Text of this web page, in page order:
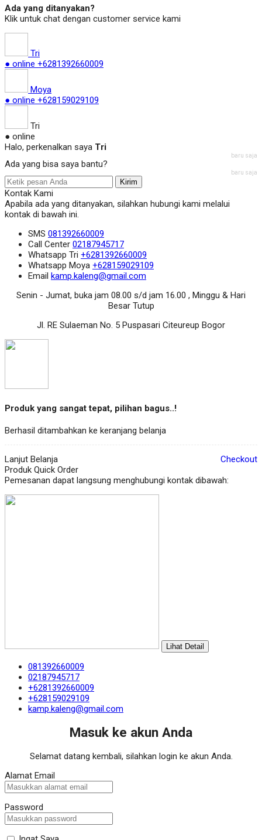
Ada yang ditanyakan?
Klik untuk chat dengan customer service kami
Tri
● online +6281392660009
Moya
● online +628159029109
Tri
● online
Halo, perkenalkan saya Tri
baru saja
Ada yang bisa saya bantu?
baru saja
Kirim
Kontak Kami
Apabila ada yang ditanyakan, silahkan hubungi kami melalui
kontak di bawah ini.
SMS 081392660009
Call Center 02187945717
Whatsapp Tri +6281392660009
Whatsapp Moya +628159029109
Email kamp.kaleng@gmail.com
Senin - Jumat, buka jam 08.00 s/d jam 16.00 , Minggu & Hari
Besar Tutup
Jl. RE Sulaeman No. 5 Puspasari Citeureup Bogor
Produk yang sangat tepat, pilihan bagus..!
Berhasil ditambahkan ke keranjang belanja
Lanjut Belanja
Checkout
Produk Quick Order
Pemesanan dapat langsung menghubungi kontak dibawah:
Lihat Detail
081392660009
02187945717
+6281392660009
+628159029109
kamp.kaleng@gmail.com
Masuk ke akun Anda
Selamat datang kembali, silahkan login ke akun Anda.
Alamat Email
Password